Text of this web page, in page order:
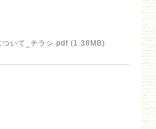
ついて_チラシ.pdf (1.38MB)